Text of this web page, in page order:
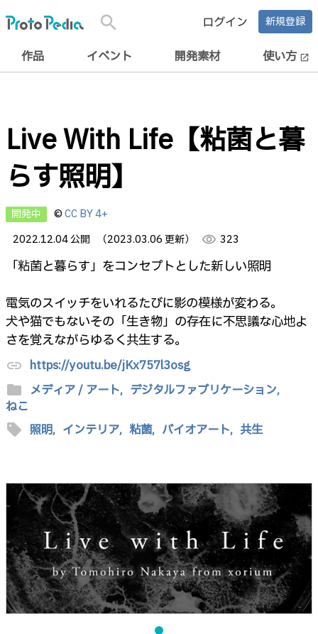
search ログイン 新規登録
作品 イベント 開発素材 使い方 open_in_new
Live With Life【粘菌と暮
らす照明】
開発中 ©CC BY 4+
2022.12.04 公開
（2023.03.06 更新） visibility 323
「粘菌と暮らす」をコンセプトとした新しい照明
電気のスイッチをいれるたびに影の模様が変わる。
犬や猫でもないその「生き物」の存在に不思議な心地よ
さを覚えながらゆるく共生する。
link https://youtu.be/jKx757l3osg
folder メディア / アート, デジタルファブリケーション,
ねこ
sell 照明, インテリア, 粘菌, バイオアート, 共生